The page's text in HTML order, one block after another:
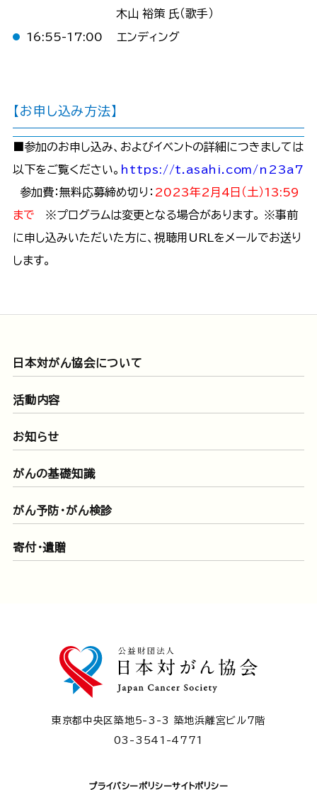
木山 裕策 氏（歌手）
16:55-17:00 エンディング
【お申し込み方法】
■参加のお申し込み、およびイベントの詳細につきましては
以下をご覧ください。​ https://t.asahi.com/n23a7
参加費：無料​ 応募締め切り： 2023年2月4日（土）13:59
まで ※プログラムは変更となる場合があります。 ※事前
に申し込みいただいた方に、視聴用URLをメールでお送り
します。
日本対がん協会について
活動内容
お知らせ
がんの基礎知識
がん予防・がん検診
寄付・遺贈
東京都中央区築地5-3-3 築地浜離宮ビル7階
03-3541-4771
プライバシーポリシーサイトポリシー